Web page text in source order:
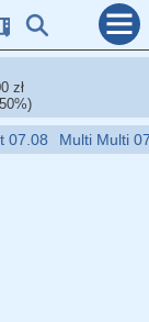
zł
Multi Multi 07.08